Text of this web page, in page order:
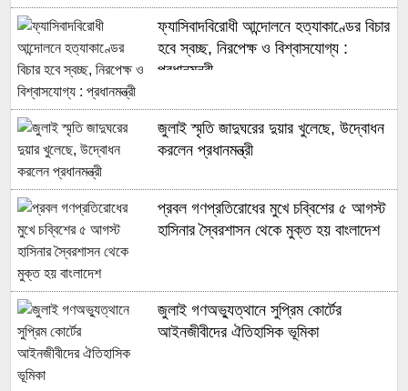
ফ্যাসিবাদবিরোধী আন্দোলনে হত্যাকাণ্ডের বিচার
হবে স্বচ্ছ, নিরপেক্ষ ও বিশ্বাসযোগ্য :
প্রধানমন্ত্রী
জুলাই স্মৃতি জাদুঘরের দুয়ার খুলেছে, উদ্বোধন
করলেন প্রধানমন্ত্রী
প্রবল গণপ্রতিরোধের মুখে চব্বিশের ৫ আগস্ট
হাসিনার স্বৈরশাসন থেকে মুক্ত হয় বাংলাদেশ
জুলাই গণঅভ্যুত্থানে সুপ্রিম কোর্টের
আইনজীবীদের ঐতিহাসিক ভূমিকা